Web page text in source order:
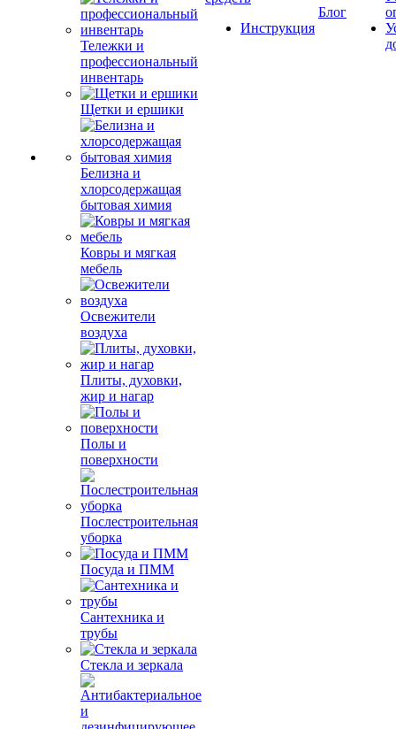
Тележки и
профессиональный
инвентарь
Щетки и ершики
Белизна и
хлорсодержащая
бытовая химия
Ковры и мягкая
мебель
Освежители
воздуха
Плиты, духовки,
жир и нагар
Полы и
поверхности
Послестроительная
уборка
Посуда и ПММ
Сантехника и
трубы
Стекла и зеркала
Инструкция
Блог